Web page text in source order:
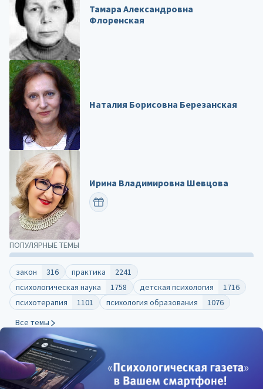
ПОПУЛЯРНЫЕ ТЕМЫ
закон 316 практика
2241
психологическая наука
1758 детская психология
1716
психотерапия
1101 психология образования
1076
Все темы
Тамара Александровна
Флоренская
Наталия Борисовна Березанская
Ирина Владимировна Шевцова
ПОЗДРАВИТЬ